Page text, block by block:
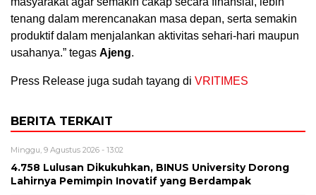
tenang dalam merencanakan masa depan, serta semakin
produktif dalam menjalankan aktivitas sehari-hari maupun
usahanya.” tegas Ajeng.
Press Release juga sudah tayang di VRITIMES
BERITA TERKAIT
Minggu, 9 Agustus 2026 - 13:02
4.758 Lulusan Dikukuhkan, BINUS University Dorong
Lahirnya Pemimpin Inovatif yang Berdampak